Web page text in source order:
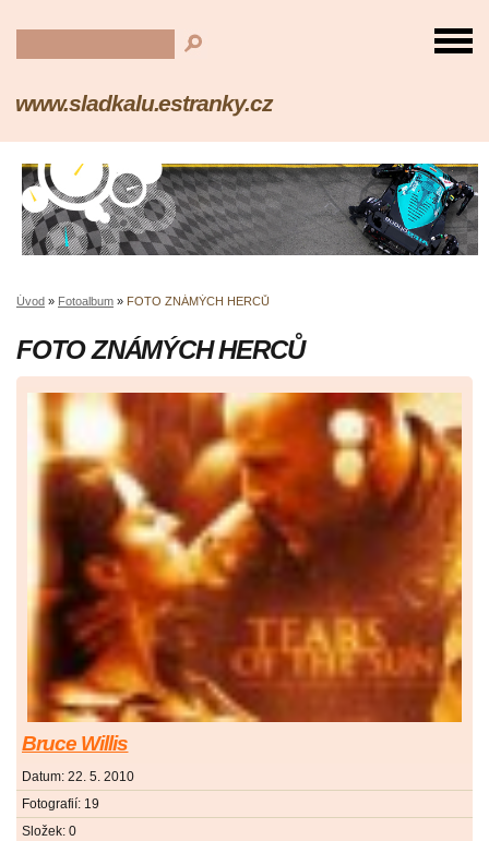
www.sladkalu.estranky.cz
Úvod » Fotoalbum » FOTO ZNÁMÝCH HERCŮ
FOTO ZNÁMÝCH HERCŮ
Bruce Willis
Datum: 22. 5. 2010
Fotografií: 19
Složek: 0